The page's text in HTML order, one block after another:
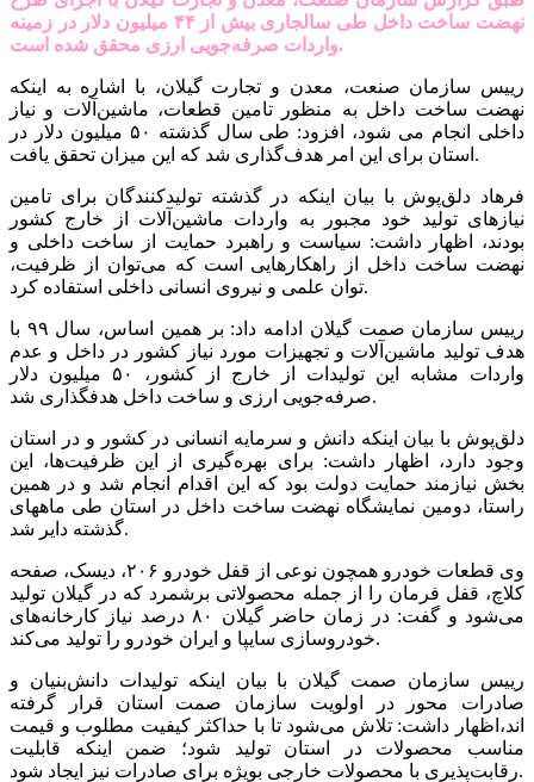
نهضت ساخت داخل طی سالجاری بیش از ۴۴ میلیون دلار در زمینه
واردات صرفه‌جویی ارزی محقق شده است.
رییس سازمان صنعت، معدن و تجارت گیلان، با اشاره به اینکه
نهضت ساخت داخل به منظور تامین قطعات، ماشین‌آلات و نیاز
داخلی انجام می شود، افزود: طی سال گذشته ۵۰ میلیون دلار در
استان برای این امر هدف‌گذاری شد که این میزان تحقق یافت.
فرهاد دلق‌پوش با بیان اینکه در گذشته تولیدکنندگان برای تامین
نیازهای تولید خود مجبور به واردات ماشین‌آلات از خارج کشور
بودند، اظهار داشت: سیاست و راهبرد حمایت از ساخت داخلی و
نهضت ساخت داخل از راهکارهایی است که می‌توان از ظرفیت،
توان علمی و نیروی انسانی داخلی استفاده کرد.
رییس سازمان صمت گیلان ادامه داد: بر همین اساس، سال ۹۹ با
هدف تولید ماشین‌آلات و تجهیزات مورد نیاز کشور در داخل و عدم
واردات مشابه این تولیدات از خارج از کشور، ۵۰ میلیون دلار
صرفه‌جویی ارزی و ساخت داخل هدفگذاری شد.
دلق‌پوش با بیان اینکه دانش و سرمایه انسانی در کشور و در استان
وجود دارد، اظهار داشت: برای بهره‌گیری از این ظرفیت‌ها، این
بخش نیازمند حمایت دولت بود که این اقدام انجام شد و در همین
راستا، دومین نمایشگاه نهضت ساخت داخل در استان طی ماههای
گذشته دایر شد.
وی قطعات خودرو همچون نوعی از قفل خودرو ۲۰۶، دیسک، صفحه
کلاچ، قفل فرمان را از جمله محصولاتی برشمرد که در گیلان تولید
می‌شود و گفت: در زمان حاضر گیلان ۸۰ درصد نیاز کارخانه‌های
خودروسازی سایپا و ایران خودرو را تولید می‌کند.
رییس سازمان صمت گیلان با بیان اینکه تولیدات دانش‌بنیان و
صادرات محور در اولویت سازمان صمت استان قرار گرفته
اند،اظهار داشت: تلاش می‌شود تا با حداکثر کیفیت مطلوب و قیمت
مناسب محصولات در استان تولید شود؛ ضمن اینکه قابلیت
رقابت‌پذیری با محصولات خارجی بویژه برای صادرات نیز ایجاد شود.